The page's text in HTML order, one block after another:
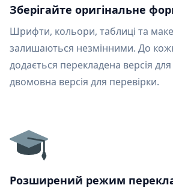
Зберігайте оригінальне
Шрифти, кольори, таблиці та
залишаються незмінними. До
додається перекладена версія
двомовна версія для перевірки.
Розширений режим